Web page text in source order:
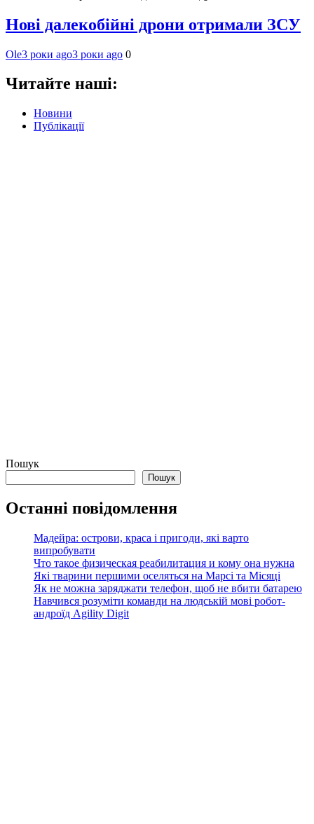
Нові далекобійні дрони отримали ЗСУ
Ole3 роки ago3 роки ago 0
Читайте наші:
Новини
Публікації
Пошук
Пошук
Останні повідомлення
Мадейра: острови, краса і пригоди, які варто
випробувати
Что такое физическая реабилитация и кому она нужна
Які тварини першими оселяться на Марсі та Місяці
Як не можна заряджати телефон, щоб не вбити батарею
Навчився розуміти команди на людській мові робот-
андроїд Agility Digit